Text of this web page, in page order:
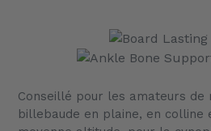
panier
Conseillé pour les amateurs de
billebaude en plaine, en colline